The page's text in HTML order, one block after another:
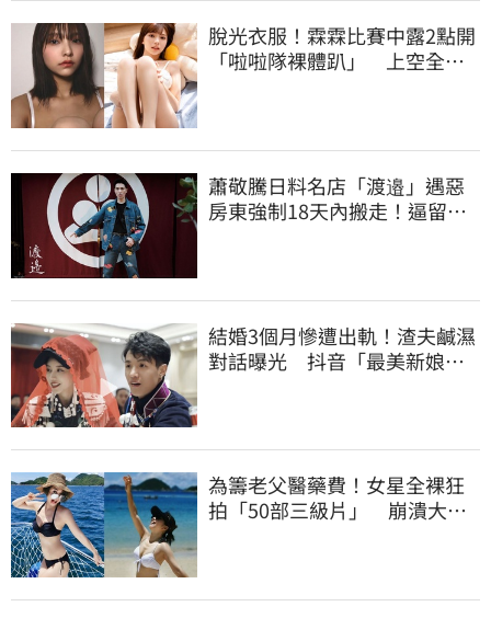
脫光衣服！霖霖比賽中露2點開
「啦啦隊裸體趴」 上空全裸
蕭敬騰日料名店「渡邉」遇惡
房東強制18天內搬走！逼留裝
結婚3個月慘遭出軌！渣夫鹹濕
對話曝光 抖音「最美新娘」
為籌老父醫藥費！女星全裸狂
拍「50部三級片」 崩潰大